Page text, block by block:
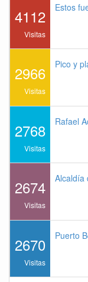
4112
Visitas
Estos
2966
Visitas
Pico y
2768
Visitas
Rafael
2674
Visitas
Alcaldía
2670
Visitas
Puerto